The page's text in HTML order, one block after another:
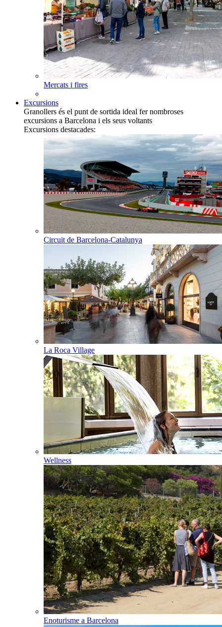
Mercats i fires
Excursions
Granollers és el punt de sortida ideal fer nombroses
excursions a Barcelona i els seus voltants
Excursions destacades:
Circuit de Barcelona-Catalunya
La Roca Village
Wellness
Enoturisme a Barcelona